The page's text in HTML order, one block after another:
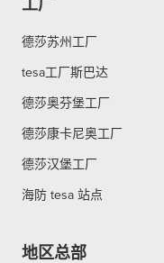
德莎苏州工厂
tesa工厂斯巴达
德莎奥芬堡工厂
德莎康卡尼奥工厂
德莎汉堡工厂
海防 tesa 站点
地区总部